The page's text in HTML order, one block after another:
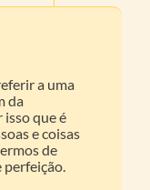
a uma
da
isso que é
e coisas
de
perfeição.